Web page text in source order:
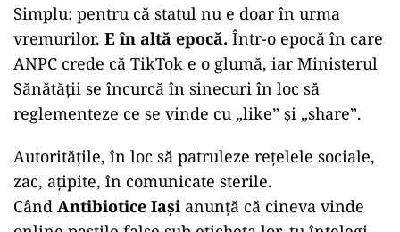
Simplu: pentru că statul nu e doar în urma
vremurilor. E în altă epocă. Într-o epocă în care
ANPC crede că TikTok e o glumă, iar Ministerul
Sănătății se încurcă în sinecuri în loc să
reglementeze ce se vinde cu „like” și „share”.
Autoritățile, în loc să patruleze rețelele sociale,
zac, ațipite, în comunicate sterile.
Când Antibiotice Iași anunță că cineva vinde